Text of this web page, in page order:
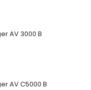
AV 3000 B
AV C5000 B